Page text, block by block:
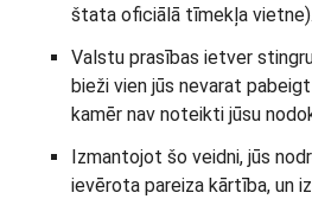
štata oficiālā tīmekļa vietne).
Valstu prasības ietver
bieži vien jūs nevarat
kamēr nav noteikti jūsu
Izmantojot šo veidni, jūs
ievērota pareiza kārtība, un